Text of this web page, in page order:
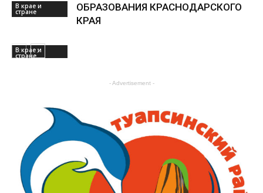
В крае и
стране
В крае и
стране
ОБРАЗОВАНИЯ КРАСНОДАРСКОГО
КРАЯ
- Advertisement -